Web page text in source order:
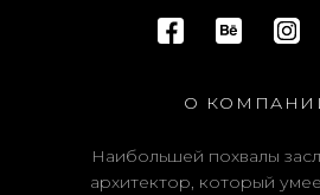
О
Наибольшей похвалы
архитектор, который